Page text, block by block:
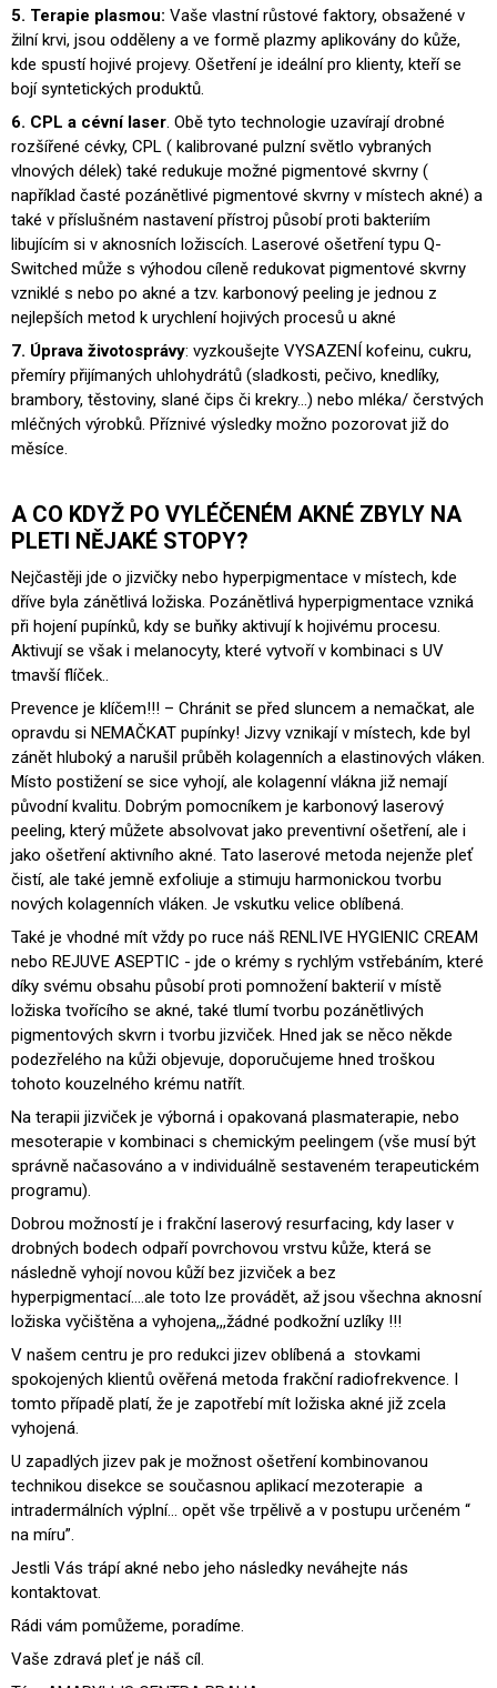
5. Terapie plasmou: Vaše vlastní růstové faktory, obsažené v
žilní krvi, jsou odděleny a ve formě plazmy aplikovány do kůže,
kde spustí hojivé projevy. Ošetření je ideální pro klienty, kteří se
bojí syntetických produktů.
6. CPL a cévní laser. Obě tyto technologie uzavírají drobné
rozšířené cévky, CPL ( kalibrované pulzní světlo vybraných
vlnových délek) také redukuje možné pigmentové skvrny (
například časté pozánětlivé pigmentové skvrny v místech akné) a
také v příslušném nastavení přístroj působí proti bakteriím
libujícím si v aknosních ložiscích. Laserové ošetření typu Q-
Switched může s výhodou cíleně redukovat pigmentové skvrny
vzniklé s nebo po akné a tzv. karbonový peeling je jednou z
nejlepších metod k urychlení hojivých procesů u akné
7. Úprava životosprávy: vyzkoušejte VYSAZENÍ kofeinu, cukru,
přemíry přijímaných uhlohydrátů (sladkosti, pečivo, knedlíky,
brambory, těstoviny, slané čips či krekry…) nebo mléka/ čerstvých
mléčných výrobků. Příznivé výsledky možno pozorovat již do
měsíce.
A CO KDYŽ PO VYLÉČENÉM AKNÉ ZBYLY NA
PLETI NĚJAKÉ STOPY?
Nejčastěji jde o jizvičky nebo hyperpigmentace v místech, kde
dříve byla zánětlivá ložiska. Pozánětlivá hyperpigmentace vzniká
při hojení pupínků, kdy se buňky aktivují k hojivému procesu.
Aktivují se však i melanocyty, které vytvoří v kombinaci s UV
tmavší flíček..
Prevence je klíčem!!! – Chránit se před sluncem a nemačkat, ale
opravdu si NEMAČKAT pupínky! Jizvy vznikají v místech, kde byl
zánět hluboký a narušil průběh kolagenních a elastinových vláken.
Místo postižení se sice vyhojí, ale kolagenní vlákna již nemají
původní kvalitu. Dobrým pomocníkem je karbonový laserový
peeling, který můžete absolvovat jako preventivní ošetření, ale i
jako ošetření aktivního akné. Tato laserové metoda nejenže pleť
čistí, ale také jemně exfoliuje a stimuju harmonickou tvorbu
nových kolagenních vláken. Je vskutku velice oblíbená.
Také je vhodné mít vždy po ruce náš RENLIVE HYGIENIC CREAM
nebo REJUVE ASEPTIC - jde o krémy s rychlým vstřebáním, které
díky svému obsahu působí proti pomnožení bakterií v místě
ložiska tvořícího se akné, také tlumí tvorbu pozánětlivých
pigmentových skvrn i tvorbu jizviček. Hned jak se něco někde
podezřelého na kůži objevuje, doporučujeme hned troškou
tohoto kouzelného krému natřít.
Na terapii jizviček je výborná i opakovaná plasmaterapie, nebo
mesoterapie v kombinaci s chemickým peelingem (vše musí být
správně načasováno a v individuálně sestaveném terapeutickém
programu).
Dobrou možností je i frakční laserový resurfacing, kdy laser v
drobných bodech odpaří povrchovou vrstvu kůže, která se
následně vyhojí novou kůží bez jizviček a bez
hyperpigmentací....ale toto lze provádět, až jsou všechna aknosní
ložiska vyčištěna a vyhojena,,,žádné podkožní uzlíky !!!
V našem centru je pro redukci jizev oblíbená a stovkami
spokojených klientů ověřená metoda frakční radiofrekvence. I
tomto případě platí, že je zapotřebí mít ložiska akné již zcela
vyhojená.
U zapadlých jizev pak je možnost ošetření kombinovanou
technikou disekce se současnou aplikací mezoterapie a
intradermálních výplní… opět vše trpělivě a v postupu určeném “
na míru”.
Jestli Vás trápí akné nebo jeho následky neváhejte nás
kontaktovat.
Rádi vám pomůžeme, poradíme.
Vaše zdravá pleť je náš cíl.